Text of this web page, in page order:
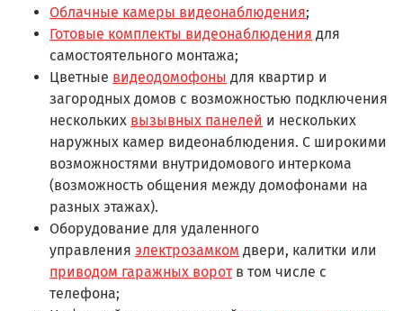
Облачные камеры видеонаблюдения;
Готовые комплекты видеонаблюдения для
самостоятельного монтажа;
Цветные видеодомофоны для квартир и
загородных домов с возможностью подключения
нескольких вызывных панелей и нескольких
наружных камер видеонаблюдения. С широкими
возможностями внутридомового интеркома
(возможность общения между домофонами на
разных этажах).
Оборудование для удаленного
управления электрозамком двери, калитки или
приводом гаражных воротв том числе с
телефона;